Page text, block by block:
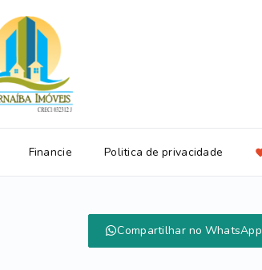
Financie Politica de privacidade
Compartilhar no WhatsApp